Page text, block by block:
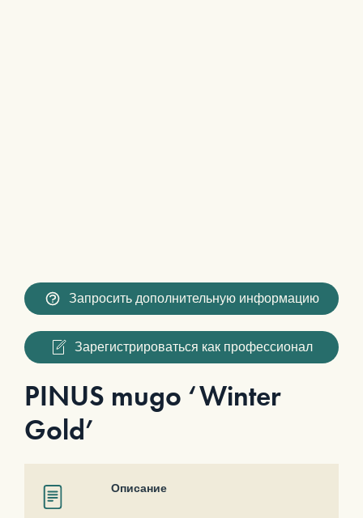
Запросить дополнительную информацию
Зарегистрироваться как профессионал
PINUS mugo ‘Winter
Gold’
Описание